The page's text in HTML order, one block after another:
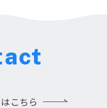
こちら